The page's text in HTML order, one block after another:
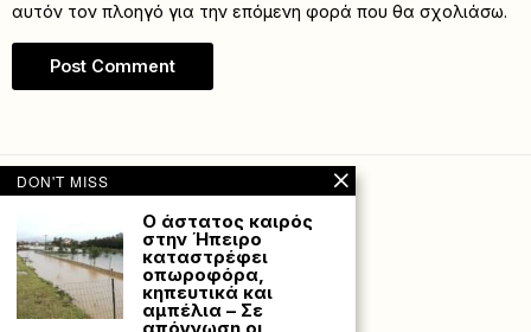
αυτόν τον πλοηγό για την επόμενη φορά που θα σχολιάσω.
DON'T MISS
Ο άστατος καιρός
στην Ήπειρο
καταστρέφει
οπωροφόρα,
κηπευτικά και
αμπέλια – Σε